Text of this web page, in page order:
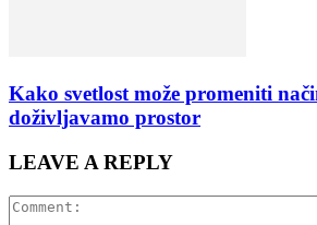
Kako svetlost može promeniti
doživljavamo prostor
LEAVE A REPLY